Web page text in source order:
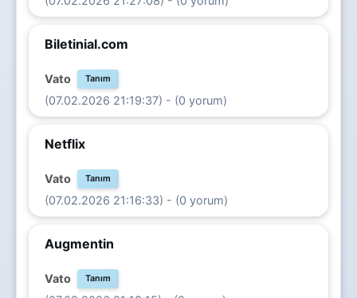
Biletinial.com
Vato Tanım
(07.02.2026 21:19:37) - (0 yorum)
Netflix
Vato Tanım
(07.02.2026 21:16:33) - (0 yorum)
Augmentin
Vato Tanım